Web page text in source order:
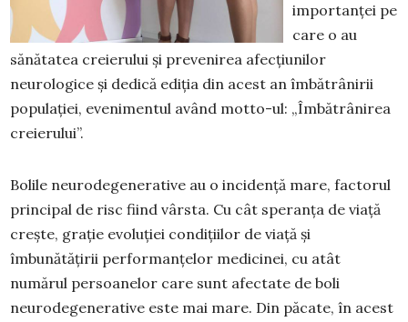
importanței pe
care o au
sănătatea creierului și prevenirea afecțiunilor
neurologice și dedică ediția din acest an îmbătrânirii
populației, evenimentul având motto-ul: „Îmbătrânirea
creierului”.
Bolile neurodegenerative au o incidență mare, factorul
principal de risc fiind vârsta. Cu cât speranța de viață
crește, grație evoluției condițiilor de viață și
îmbunătățirii performanțelor medicinei, cu atât
numărul persoanelor care sunt afectate de boli
neurodegenerative este mai mare. Din păcate, în acest